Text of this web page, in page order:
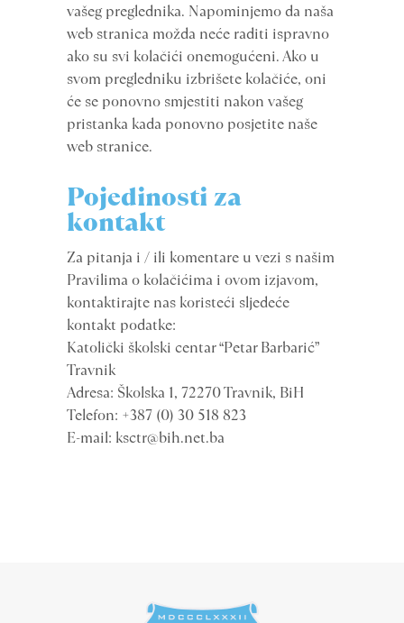
vašeg preglednika. Napominjemo da naša
web stranica možda neće raditi ispravno
ako su svi kolačići onemogućeni. Ako u
svom pregledniku izbrišete kolačiće, oni
će se ponovno smjestiti nakon vašeg
pristanka kada ponovno posjetite naše
web stranice.
Pojedinosti za
kontakt
Za pitanja i / ili komentare u vezi s našim
Pravilima o kolačićima i ovom izjavom,
kontaktirajte nas koristeći sljedeće
kontakt podatke:
Katolički školski centar “Petar Barbarić”
Travnik
Adresa: Školska 1, 72270 Travnik, BiH
Telefon: +387 (0) 30 518 823
E-mail: ksctr@bih.net.ba